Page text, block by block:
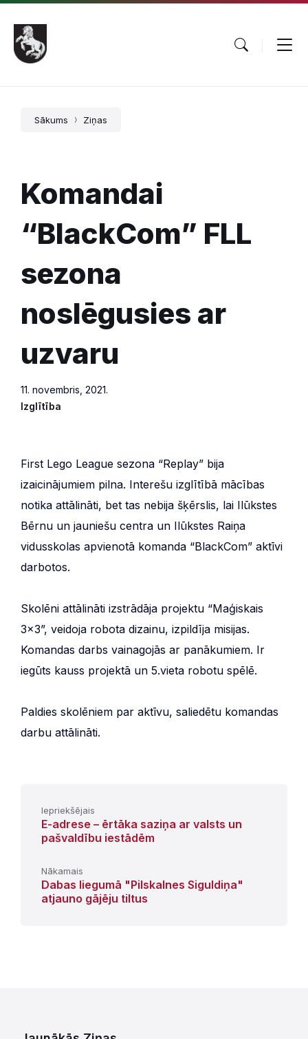
Pāriet
saturu
Skip
main
navigation
Skip
footer
Sākums Ziņas
Komandai
“BlackCom” FLL
sezona
noslēgusies ar
uzvaru
11. novembris, 2021.
Izglītība
First Lego League sezona “Replay” bija
izaicinājumiem pilna. Interešu izglītībā mācības
notika attālināti, bet tas nebija šķērslis, lai Ilūkstes
Bērnu un jauniešu centra un Ilūkstes Raiņa
vidusskolas apvienotā komanda “BlackCom” aktīvi
darbotos.
Skolēni attālināti izstrādāja projektu “Maģiskais
3×3”, veidoja robota dizainu, izpildīja misijas.
Komandas darbs vainagojās ar panākumiem. Ir
iegūts kauss projektā un 5.vieta robotu spēlē.
Paldies skolēniem par aktīvu, saliedētu komandas
darbu attālināti.
Iepriekšējais
E-adrese – ērtāka saziņa ar valsts un
pašvaldību iestādēm
Nākamais
Dabas liegumā "Pilskalnes Siguldiņa"
atjauno gājēju tiltus